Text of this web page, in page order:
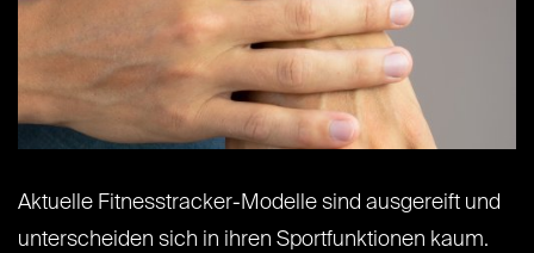
Aktuelle Fitnesstracker-Modelle sind ausgereift und
unterscheiden sich in ihren Sportfunktionen kaum.